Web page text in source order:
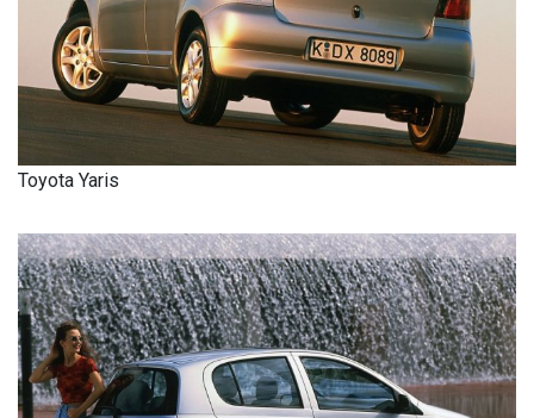
Toyota Yaris